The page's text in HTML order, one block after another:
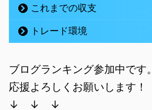
これまでの収支
トレード環境
ブログランキング参加中です。
応援よろしくお願いします！
↓ ↓ ↓